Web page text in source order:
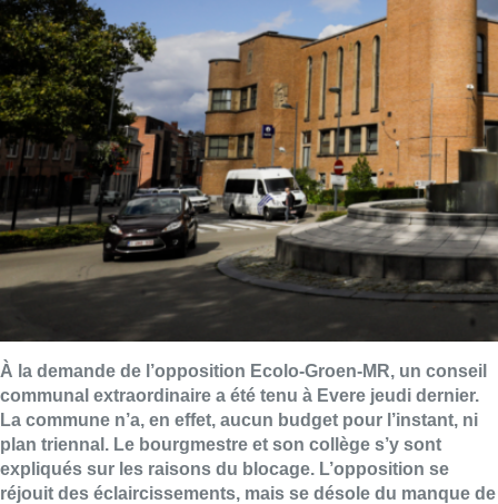
À la demande de l’opposition Ecolo-Groen-MR, un conseil
communal extraordinaire a été tenu à Evere jeudi dernier.
La commune n’a, en effet, aucun budget pour l’instant, ni
plan triennal. Le bourgmestre et son collège s’y sont
expliqués sur les raisons du blocage. L’opposition se
réjouit des éclaircissements, mais se désole du manque de